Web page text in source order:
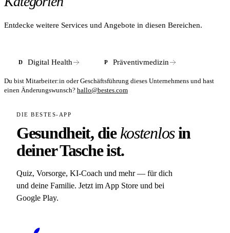
Entdecke weitere Services und Angebote in diesen Bereichen.
D Digital Health P Präventivmedizin
Du bist Mitarbeiter:in oder Geschäftsführung dieses Unternehmens und hast
einen Änderungswunsch? hallo@bestes.com
DIE BESTES-APP
Gesundheit, diekostenlosin
deiner Tasche ist.
Quiz, Vorsorge, KI-Coach und mehr — für dich
und deine Familie. Jetzt im App Store und bei
Google Play.